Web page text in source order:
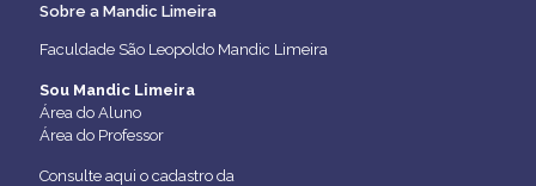
Sobre a Mandic Limeira
Faculdade São Leopoldo Mandic Limeira
Sou Mandic Limeira
Área do Aluno
Área do Professor
Consulte aqui o cadastro da